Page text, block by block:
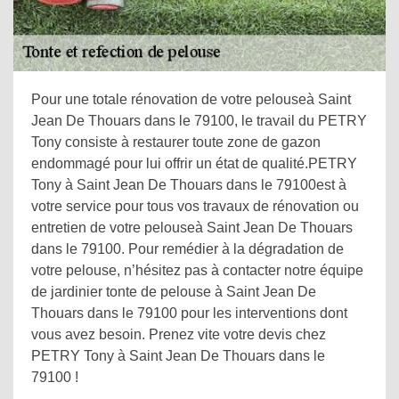
Pour une totale rénovation de votre pelouseà Saint
Jean De Thouars dans le 79100, le travail du PETRY
Tony consiste à restaurer toute zone de gazon
endommagé pour lui offrir un état de qualité.PETRY
Tony à Saint Jean De Thouars dans le 79100est à
votre service pour tous vos travaux de rénovation ou
entretien de votre pelouseà Saint Jean De Thouars
dans le 79100. Pour remédier à la dégradation de
votre pelouse, n’hésitez pas à contacter notre équipe
de jardinier tonte de pelouse à Saint Jean De
Thouars dans le 79100 pour les interventions dont
vous avez besoin. Prenez vite votre devis chez
PETRY Tony à Saint Jean De Thouars dans le
79100 !